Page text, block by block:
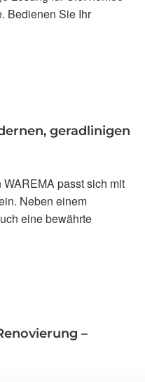
Bedienen Sie Ihr
geradlinigen
passt sich mit
Neben einem
eine bewährte
–